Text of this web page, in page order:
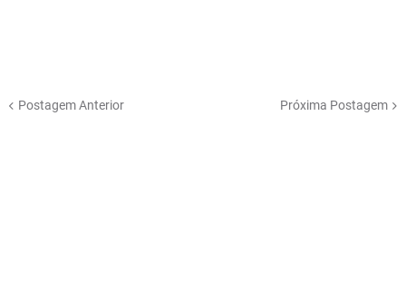
Postagem Anterior Próxima Postagem